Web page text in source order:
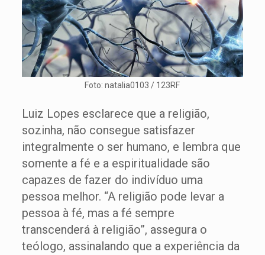
Foto: natalia0103 / 123RF
Luiz Lopes esclarece que a religião,
sozinha, não consegue satisfazer
integralmente o ser humano, e lembra que
somente a fé e a espiritualidade são
capazes de fazer do indivíduo uma
pessoa melhor. “A religião pode levar a
pessoa à fé, mas a fé sempre
transcenderá à religião”, assegura o
teólogo, assinalando que a experiência da